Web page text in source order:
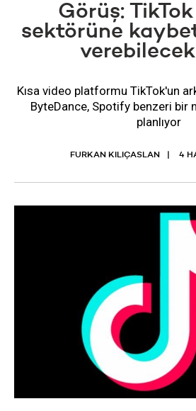
Görüş:
sektörüne
Kısa video platformu TikTok'un
ByteDance, Spotify benzeri bir
planlıyor
FURKAN KILIÇASLAN 4